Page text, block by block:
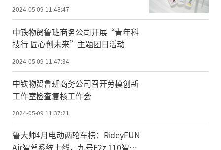
2024-05-09 11:48:47
中铁物贸鲁班商务公司开展“青年科
技行 匠心创未来”主题团日活动
2024-05-09 11:47:34
中铁物贸鲁班商务公司召开劳模创新
工作室检查复核工作会
2024-05-09 11:37:21
鲁大师4月电动两轮车榜：RideyFUN
Air智驾系统上线，九号F2z 110智能